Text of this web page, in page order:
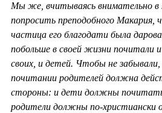
Мы же, вчитываясь внимательно
попросить преподобного
частица его благодати была
побольше в своей жизни почитали
своих, и детей. Чтобы не забывали,
почитании родителей должна
стороны: и дети должны
родители должны по-христиански